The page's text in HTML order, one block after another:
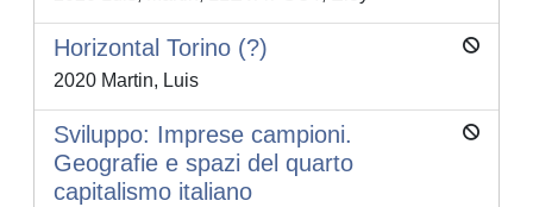
Horizontal Torino (?)
2020 Martin, Luis
Sviluppo: Imprese campioni.
Geografie e spazi del quarto
capitalismo italiano